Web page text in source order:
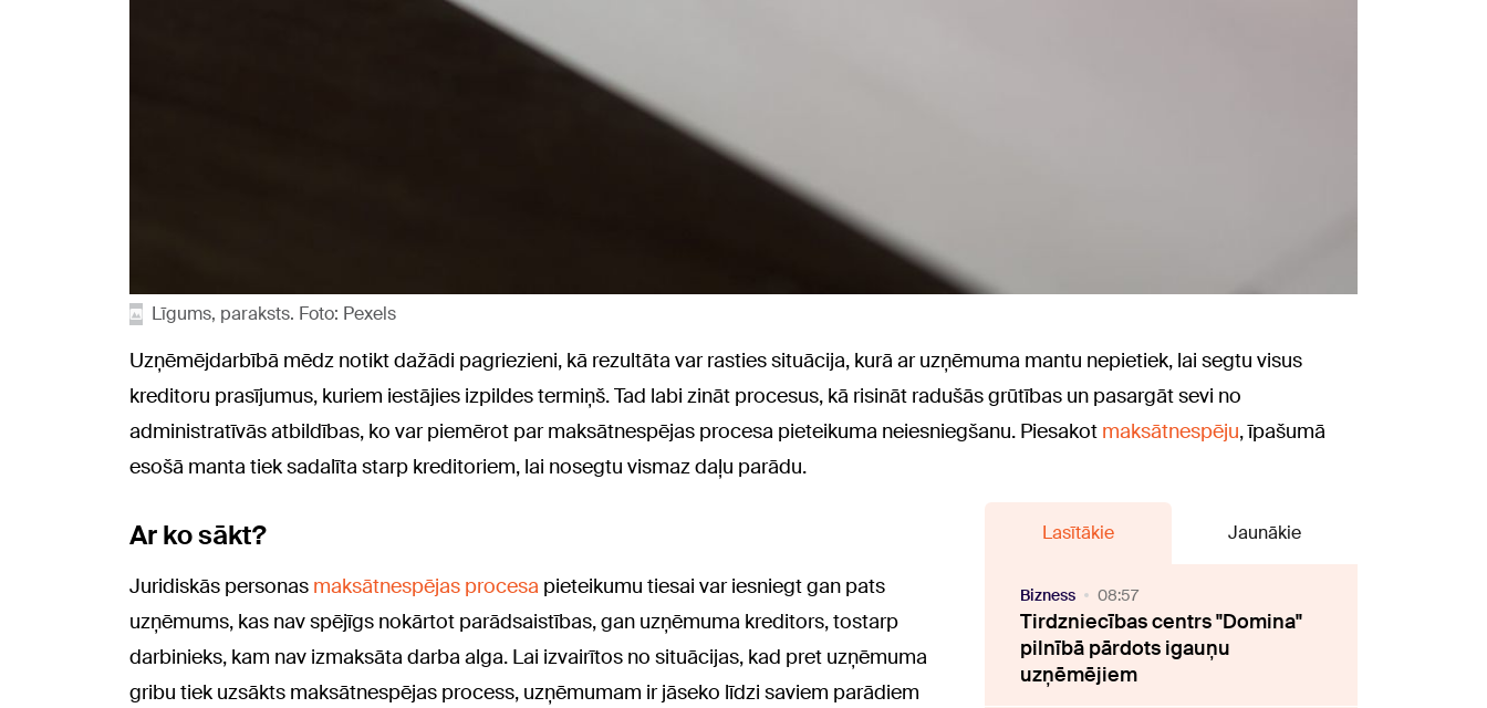
Līgums, paraksts. Foto: Pexels
Uzņēmējdarbībā mēdz notikt dažādi pagriezieni, kā rezultāta var rasties situācija, kurā ar uzņēmuma mantu nepietiek, lai segtu visus
kreditoru prasījumus, kuriem iestājies izpildes termiņš. Tad labi zināt procesus, kā risināt radušās grūtības un pasargāt sevi no
administratīvās atbildības, ko var piemērot par maksātnespējas procesa pieteikuma neiesniegšanu. Piesakot maksātnespēju, īpašumā
esošā manta tiek sadalīta starp kreditoriem, lai nosegtu vismaz daļu parādu.
Ar ko sākt?
Juridiskās personas maksātnespējas procesa pieteikumu tiesai var iesniegt gan pats
uzņēmums, kas nav spējīgs nokārtot parādsaistības, gan uzņēmuma kreditors, tostarp
darbinieks, kam nav izmaksāta darba alga. Lai izvairītos no situācijas, kad pret uzņēmuma
gribu tiek uzsākts maksātnespējas process, uzņēmumam ir jāseko līdzi saviem parādiem
Lasītākie Jaunākie
Bizness 08:57
Tirdzniecības centrs "Domina"
pilnībā pārdots igauņu
uzņēmējiem